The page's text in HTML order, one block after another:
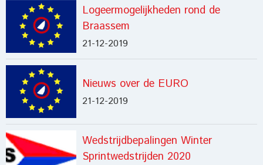
Logeermogelijkheden rond de
Braassem
21-12-2019
Nieuws over de EURO
21-12-2019
Wedstrijdbepalingen Winter
Sprintwedstrijden 2020